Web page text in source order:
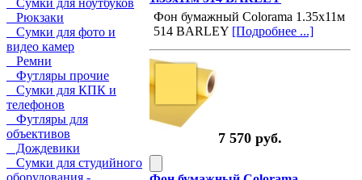
Сумки для ноутбуков
Рюкзаки
Сумки для фото и
видео камер
Ремни
Футляры прочие
Сумки для КПК и
телефонов
Футляры для
объективов
Дождевики
Сумки для студийного
оборудования -
Фон бумажный Colorama 1.35х11м
514 BARLEY [Подробнее ...]
7 570 руб.